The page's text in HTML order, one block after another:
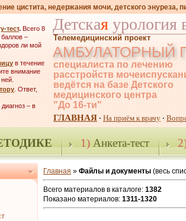
цистита, недержания мочи, детского энуреза,
тест. Всего 8
–
ли мой
в течение
внимание
. Ответ,
– в
Детская урология
Телемедицинский проект
АМБУЛАТОРНЫЙ
специалиста по лечению
расстройств
ведётся на базе Детского
медицинского центра
"До 16-ти"
ГЛАВНАЯ · На приём к врачу ·
1)Анкета-тест
Главная » Файлы и документы (весь
Всего материалов в каталоге: 1382
Показано материалов: 1311-1320